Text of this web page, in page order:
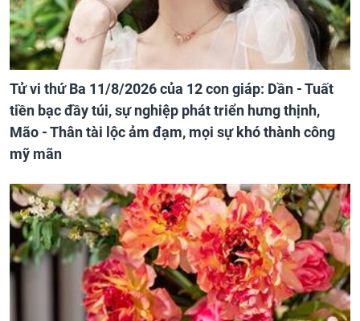
Tử vi thứ Ba 11/8/2026 của 12 con giáp: Dần - Tuất
tiền bạc đầy túi, sự nghiệp phát triển hưng thịnh,
Mão - Thân tài lộc ảm đạm, mọi sự khó thành công
mỹ mãn